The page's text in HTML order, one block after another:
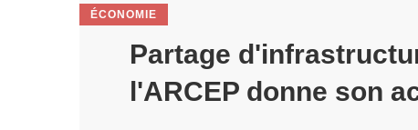
ÉCONOMIE
Partage
l'ARCEP donne son